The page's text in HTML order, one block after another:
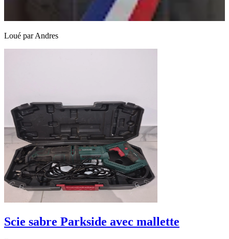
Loué parAndres
Scie sabre Parkside avec mallette